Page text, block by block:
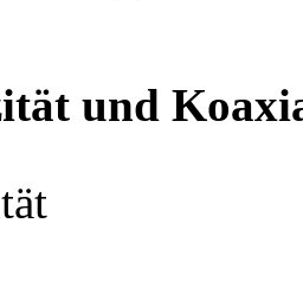
und